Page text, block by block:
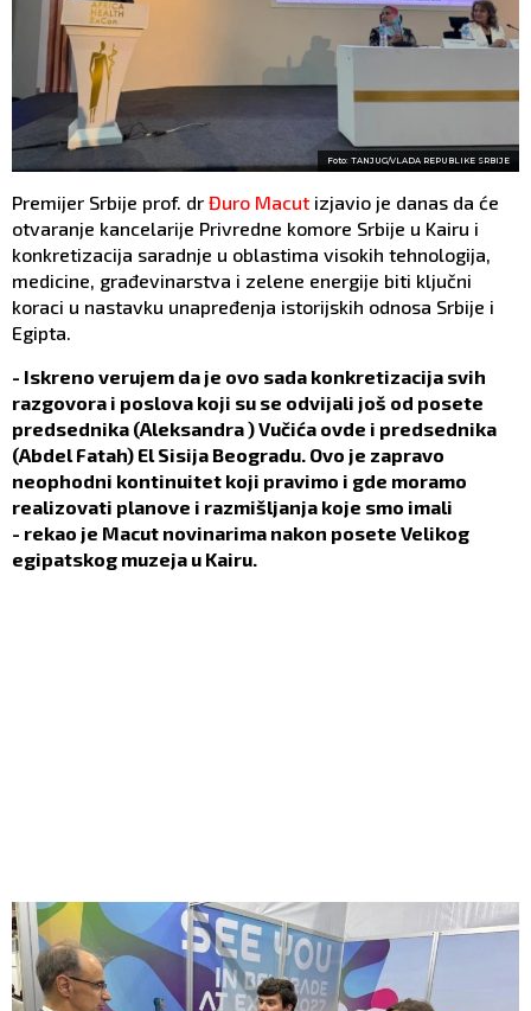
Foto: TANJUG/VLADA REPUBLIKE SRBIJE
Premijer Srbije prof. dr Đuro Macut izjavio je danas da će
otvaranje kancelarije Privredne komore Srbije u Kairu i
konkretizacija saradnje u oblastima visokih tehnologija,
medicine, građevinarstva i zelene energije biti ključni
koraci u nastavku unapređenja istorijskih odnosa Srbije i
Egipta.
- Iskreno verujem da je ovo sada konkretizacija svih
razgovora i poslova koji su se odvijali još od posete
predsednika (Aleksandra ) Vučića ovde i predsednika
(Abdel Fatah) El Sisija Beogradu. Ovo je zapravo
neophodni kontinuitet koji pravimo i gde moramo
realizovati planove i razmišljanja koje smo imali
- rekao je Macut novinarima nakon posete Velikog
egipatskog muzeja u Kairu.